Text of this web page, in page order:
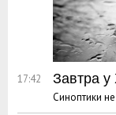
17:42 Завтра у
Синоптики